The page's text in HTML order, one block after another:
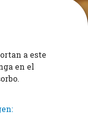
a este
en el